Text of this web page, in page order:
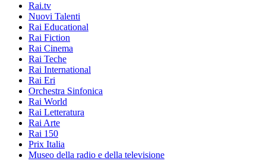
Rai.tv
Nuovi Talenti
Rai Educational
Rai Fiction
Rai Cinema
Rai Teche
Rai International
Rai Eri
Orchestra Sinfonica
Rai World
Rai Letteratura
Rai Arte
Rai 150
Prix Italia
Museo della radio e della televisione